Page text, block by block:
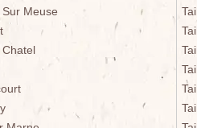
Meuse
Chatel